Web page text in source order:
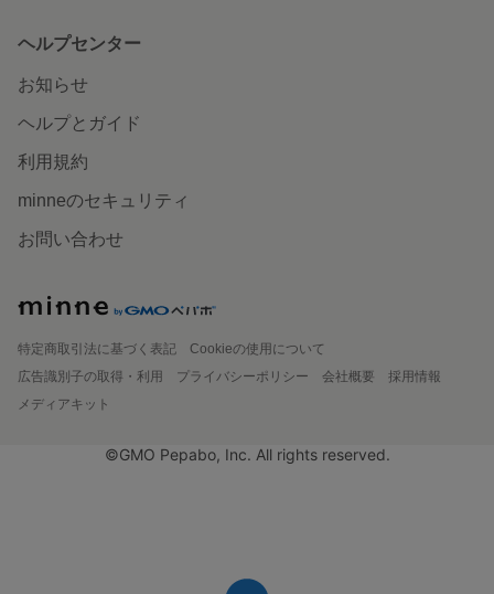
ヘルプセンター
お知らせ
ヘルプとガイド
利用規約
minneのセキュリティ
お問い合わせ
特定商取引法に基づく表記
Cookieの使用について
広告識別子の取得・利用
プライバシーポリシー 会社概要
採用情報
メディアキット
©GMO Pepabo, Inc. All rights reserved.